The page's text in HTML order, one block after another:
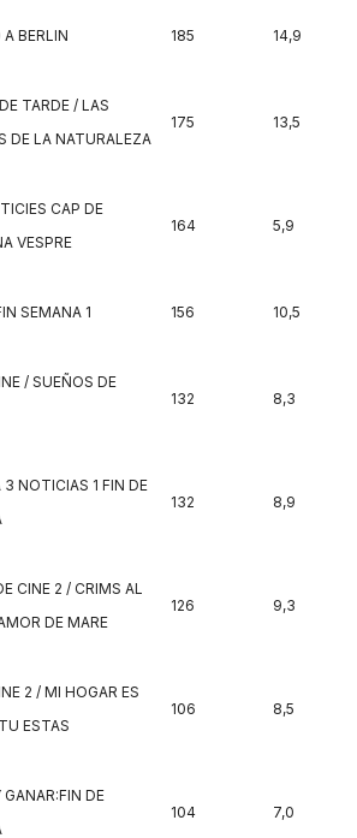
BERLIN 185 14,9
TARDE / LAS
DE LA NATURALEZA
175 13,5
CAP DE
VESPRE
164 5,9
SEMANA 1 156 10,5
/ SUEÑOS DE
132 8,3
3 NOTICIAS 1 FIN DE
132 8,9
CINE 2 / CRIMS AL
DE MARE
126 9,3
2 / MI HOGAR ES
ESTAS
106 8,5
GANAR:FIN DE
104 7,0